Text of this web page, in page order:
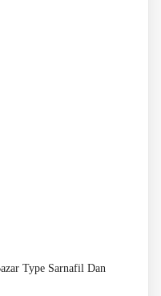
Type Sarnafil Dan